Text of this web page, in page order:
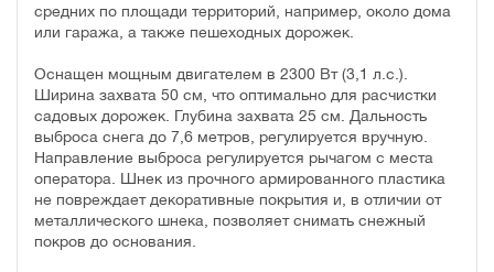
средних по площади территорий, например, около дома
или гаража, а также пешеходных дорожек.
Оснащен мощным двигателем в 2300 Вт (3,1 л.с.).
Ширина захвата 50 см, что оптимально для расчистки
садовых дорожек. Глубина захвата 25 см. Дальность
выброса снега до 7,6 метров, регулируется вручную.
Направление выброса регулируется рычагом с места
оператора. Шнек из прочного армированного пластика
не повреждает декоративные покрытия и, в отличии от
металлического шнека, позволяет снимать снежный
покров до основания.